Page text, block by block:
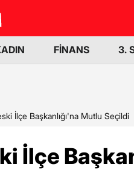
FİNANS 3.
İlçe Başkanlığı'na Mutlu Seçildi
İlçe